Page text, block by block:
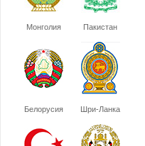
Монголия Пакистан
Белорусия Шри-Ланка